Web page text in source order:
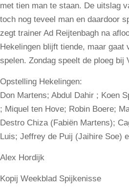
met tien man te staan. De uitslag
toch nog teveel man en daardoor
zegt trainer Ad Reijtenbagh na
Hekelingen blijft tiende, maar gaat
spelen. Zondag speelt de ploeg bij
Opstelling Hekelingen:
Don Martens; Abdul Dahir ; Koen
; Miquel ten Hove; Robin Boere;
Destro Chiza (Fabiën Martens);
Luis; Jeffrey de Puij (Jaihire Soe)
Alex Hordijk
Kopij Weekblad Spijkenisse